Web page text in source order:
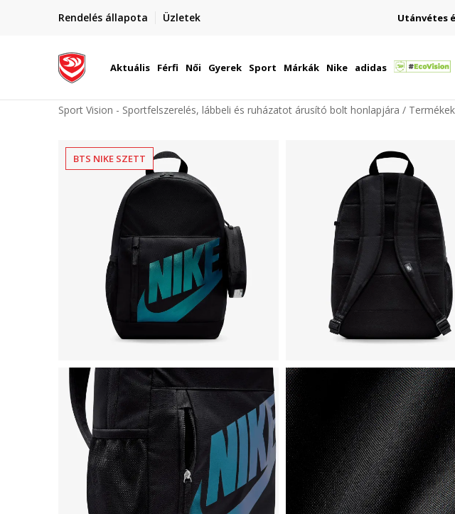
Rendelés állapota Üzletek
Szállítás Magyarország területén Utánvétes
Aktuális Férfi Női Gyerek Sport Márkák Nike adidas
Sport Vision - Sportfelszerelés, lábbeli és ruházatot árusító bolt honlapjára Termékek
BTS NIKE SZETT